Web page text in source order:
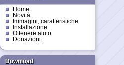
Home
Novità
Immagini, caratteristiche
Installazione
Ottenere aiuto
Donazioni
Download